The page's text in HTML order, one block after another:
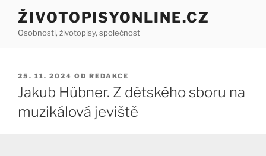
Přejít
obsahu
ŽIVOTOPISYONLINE.CZ
Osobnosti, životopisy, společnost
PUBLIKOVÁNO
25. 11. 2024 OD REDAKCE
Jakub Hübner. Z dětského sboru na
muzikálová jeviště